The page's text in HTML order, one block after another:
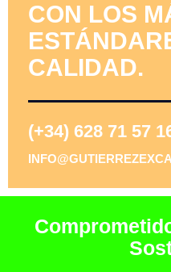
CON LOS
CALIDAD.
(+34) 628 71 57